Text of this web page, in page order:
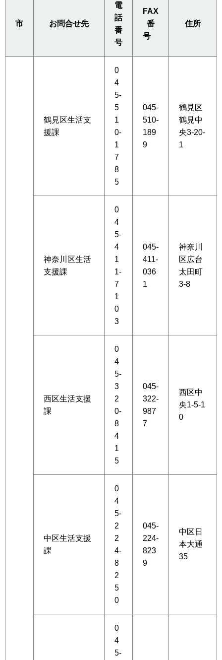
市 お問合せ先
電
話
番
号
FAX
番
号
住所
鶴見区生活支
援課
0
4
5-
5
1
0-
1
7
8
5
045-
510-
189
9
鶴見区
鶴見中
央3-20-
1
神奈川区生活
支援課
0
4
5-
4
1
1-
7
1
0
3
045-
411-
036
1
神奈川
区広台
太田町
3-8
西区生活支援
課
0
4
5-
3
2
0-
8
4
1
5
045-
322-
987
7
西区中
央1-5-1
0
中区生活支援
課
0
4
5-
2
2
4-
8
2
5
0
045-
224-
823
9
中区日
本大通
35
0
4
5-